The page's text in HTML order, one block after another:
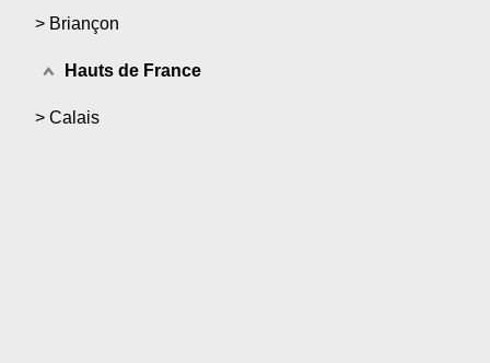
> Briançon
Hauts de France
> Calais